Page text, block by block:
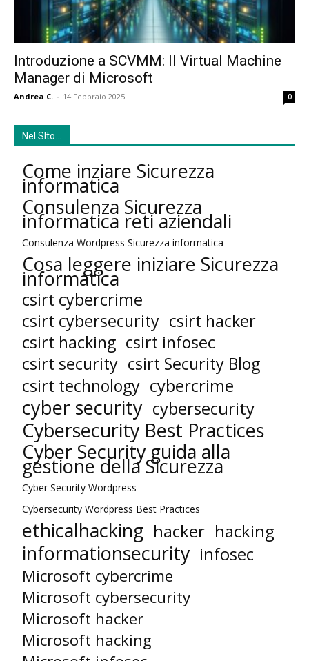
Introduzione a SCVMM: Il Virtual Machine
Manager di Microsoft
Andrea C. - 14 Febbraio 2025 0
Nel SIto…
Come inziare Sicurezza
informatica
Consulenza Sicurezza
informatica reti aziendali
Consulenza Wordpress Sicurezza informatica
Cosa leggere iniziare Sicurezza
informatica
csirt cybercrime
csirt cybersecurity csirt hacker
csirt hacking csirt infosec
csirt security csirt Security Blog
csirt technology cybercrime
cyber security cybersecurity
Cybersecurity Best Practices
Cyber Security guida alla
gestione della Sicurezza
Cyber Security Wordpress
Cybersecurity Wordpress Best Practices
ethicalhacking hacker hacking
informationsecurity infosec
Microsoft cybercrime
Microsoft cybersecurity
Microsoft hacker
Microsoft hacking